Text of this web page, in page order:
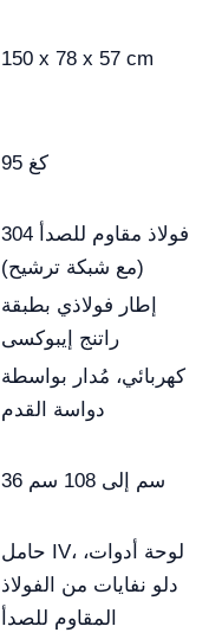
150 x 78 x 57 cm
95 كغ
304 فولاذ مقاوم للصدأ
(مع شبكة ترشيح)
إطار فولاذي بطبقة
راتنج إيبوكسى
كهربائي، مُدار بواسطة
دواسة القدم
36 سم إلى 108 سم
حامل IV، لوحة أدوات،
دلو نفايات من الفولاذ
المقاوم للصدأ